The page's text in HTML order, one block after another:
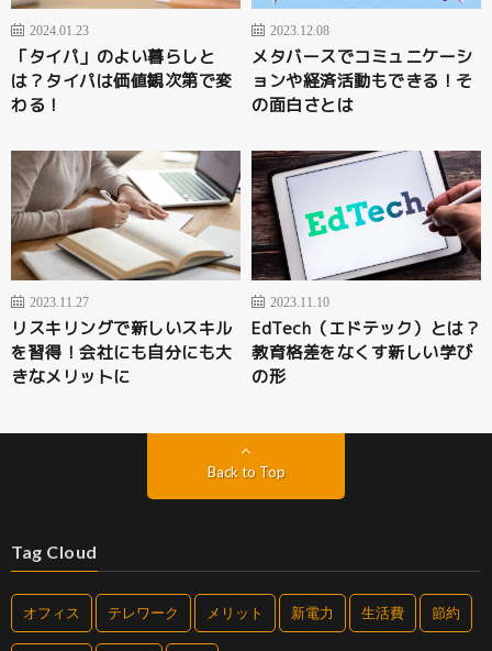
2024.01.23
「タイパ」のよい暮らしと
は？タイパは価値観次第で変
わる！
2023.12.08
メタバースでコミュニケーシ
ョンや経済活動もできる！そ
の面白さとは
2023.11.27
リスキリングで新しいスキル
を習得！会社にも自分にも大
きなメリットに
2023.11.10
EdTech（エドテック）とは？
教育格差をなくす新しい学び
の形
Back to Top
Tag Cloud
オフィス テレワーク メリット 新電力 生活費 節約